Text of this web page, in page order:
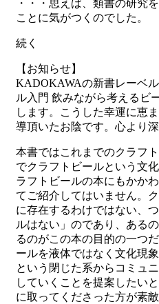
・・・思えば、類書の研究
ことに気がつくのでした。
続く
【お知らせ】
KADOKAWAの新書レーベ
ル入門 飲みながら考えるビ
します。こうした幸運に恵
導頂いたお陰です。心より
本書ではこれまでのクラフ
でクラフトビールという文
ラフトビールの本にもかか
てご紹介してはいません。
に存在するわけではない、
ルはない」のであり、ある
るのがこの本の目的の一つ
ールを液体ではなく文化現
という閉じた系からコミュ
していくことを提案したい
に取ってくださった方が素